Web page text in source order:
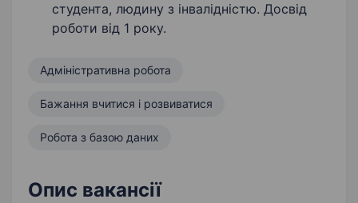
студента, людину з інвалідністю. Досвід
роботи від 1 року.
Адміністративна робота
Бажання вчитися і розвиватися
Робота з базою даних
Опис вакансії